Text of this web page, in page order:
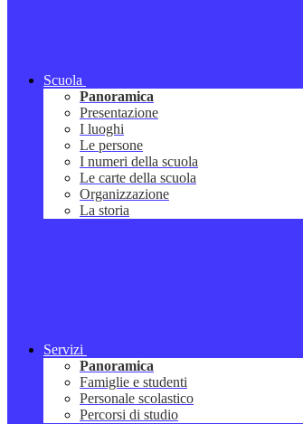
Scuola
Panoramica
Presentazione
I luoghi
Le persone
I numeri della scuola
Le carte della scuola
Organizzazione
La storia
Servizi
Panoramica
Famiglie e studenti
Personale scolastico
Percorsi di studio